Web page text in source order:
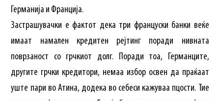
Германија и Франција.
Застрашувачки е фактот дека три француски банки веќе
имаат намален кредитен рејтинг поради нивната
поврзаност со грчкиот долг. Поради тоа, Германците,
другите грчки кредитори, немаа избор освен да праќаат
уште пари во Атина, додека во себеси кажуваа пцости. Тие